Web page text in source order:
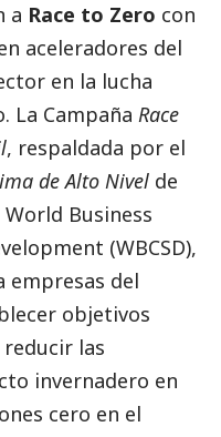
a Race to Zero con
aceleradores del
en la lucha
La Campaña Race
, respaldada por el
de Alto Nivel de
Business
(WBCSD),
empresas del
objetivos
reducir las
invernadero en
cero en el